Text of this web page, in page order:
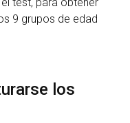
9 grupos de edad
los